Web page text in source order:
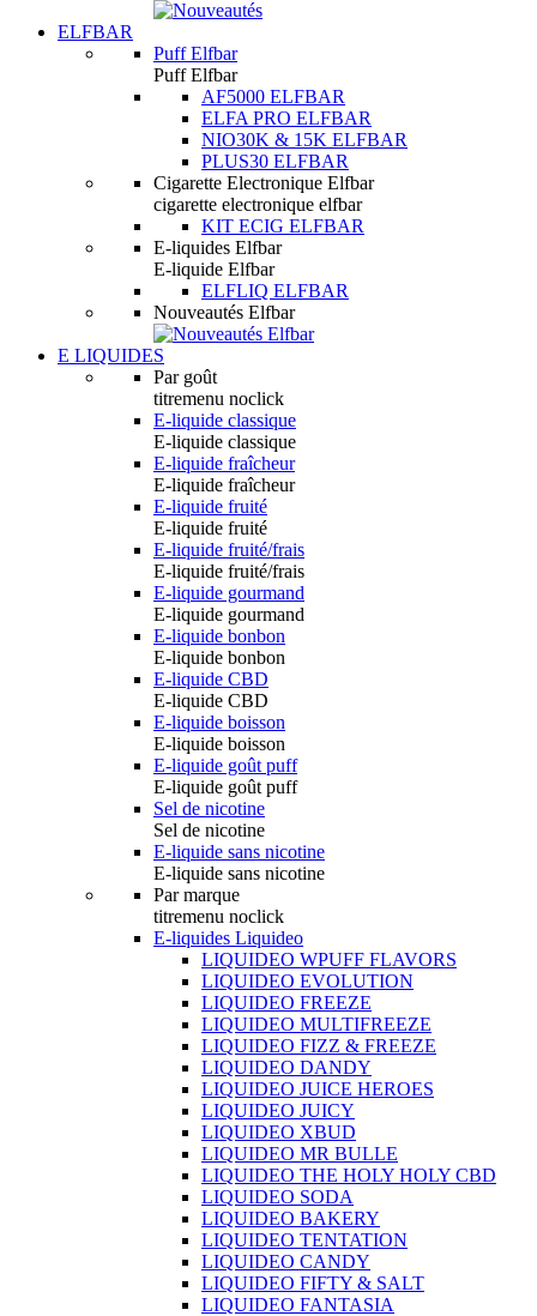
ELFBAR
Puff Elfbar
Puff Elfbar
AF5000 ELFBAR
ELFA PRO ELFBAR
NIO30K & 15K ELFBAR
PLUS30 ELFBAR
Cigarette Electronique Elfbar
cigarette electronique elfbar
KIT ECIG ELFBAR
E-liquides Elfbar
E-liquide Elfbar
ELFLIQ ELFBAR
Nouveautés Elfbar
E LIQUIDES
Par goût
titremenu noclick
E-liquide classique
E-liquide classique
E-liquide fraîcheur
E-liquide fraîcheur
E-liquide fruité
E-liquide fruité
E-liquide fruité/frais
E-liquide fruité/frais
E-liquide gourmand
E-liquide gourmand
E-liquide bonbon
E-liquide bonbon
E-liquide CBD
E-liquide CBD
E-liquide boisson
E-liquide boisson
E-liquide goût puff
E-liquide goût puff
Sel de nicotine
Sel de nicotine
E-liquide sans nicotine
E-liquide sans nicotine
Par marque
titremenu noclick
E-liquides Liquideo
LIQUIDEO WPUFF FLAVORS
LIQUIDEO EVOLUTION
LIQUIDEO FREEZE
LIQUIDEO MULTIFREEZE
LIQUIDEO FIZZ & FREEZE
LIQUIDEO DANDY
LIQUIDEO JUICE HEROES
LIQUIDEO JUICY
LIQUIDEO XBUD
LIQUIDEO MR BULLE
LIQUIDEO THE HOLY HOLY CBD
LIQUIDEO SODA
LIQUIDEO BAKERY
LIQUIDEO TENTATION
LIQUIDEO CANDY
LIQUIDEO FIFTY & SALT
LIQUIDEO FANTASIA